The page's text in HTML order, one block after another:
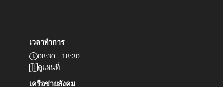
เวลาทำการ
08:30 - 18:30
ดูแผนที่
เครือข่ายสังคม